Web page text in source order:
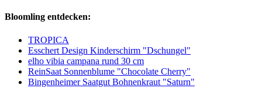
Bloomling entdecken:
TROPICA
Esschert Design Kinderschirm "Dschungel"
elho vibia campana rund 30 cm
ReinSaat Sonnenblume "Chocolate Cherry"
Bingenheimer Saatgut Bohnenkraut "Saturn"